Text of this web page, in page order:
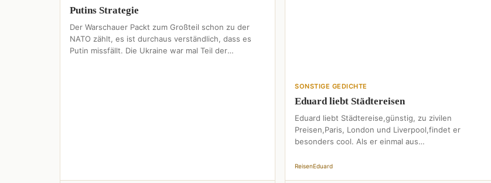
Putins Strategie
Der Warschauer Packt zum Großteil schon zu der
NATO zählt, es ist durchaus verständlich, dass es
Putin missfällt. Die Ukraine war mal Teil der
SONSTIGE GEDICHTE
Eduard liebt Städtereisen
Eduard liebt Städtereise,günstig, zu zivilen
Preisen,Paris, London und Liverpool,findet er
besonders cool. Als er einmal aus
er: "Das war ein Ding,dort …
ReisenEduard